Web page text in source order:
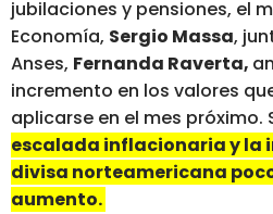
jubilaciones y pensiones, el
Economía, Sergio Massa,
Anses, Fernanda Raverta,
incremento en los valores
aplicarse en el mes próximo.
escalada inflacionaria y la
divisa norteamericana
aumento.